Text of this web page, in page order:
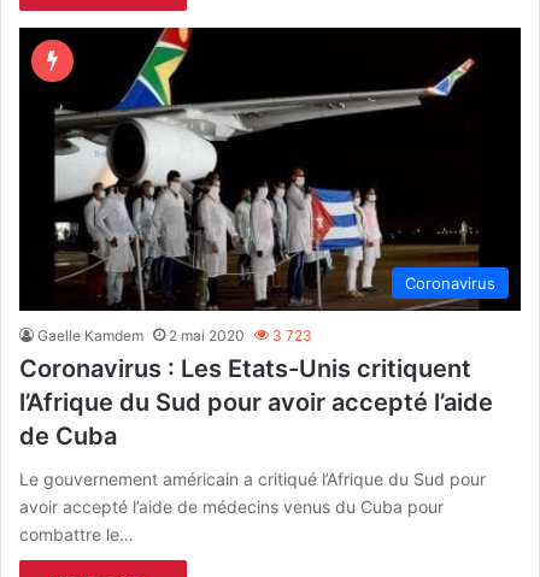
Coronavirus
Gaelle Kamdem 2 mai 2020 3 723
Coronavirus : Les Etats-Unis critiquent
l’Afrique du Sud pour avoir accepté l’aide
de Cuba
Le gouvernement américain a critiqué l’Afrique du Sud pour
avoir accepté l’aide de médecins venus du Cuba pour
combattre le…